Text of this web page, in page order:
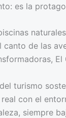
es la
de las
turismo
con el
siempre